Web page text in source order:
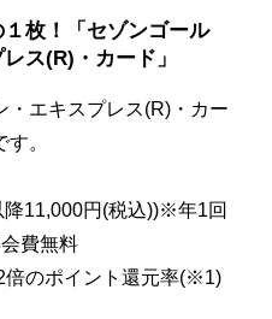
枚！「セゾンゴール
ス(R)・カード」
・エキスプレス(R)・カー
。
11,000円(税込))※年1回
費無料
倍のポイント還元率(※1)